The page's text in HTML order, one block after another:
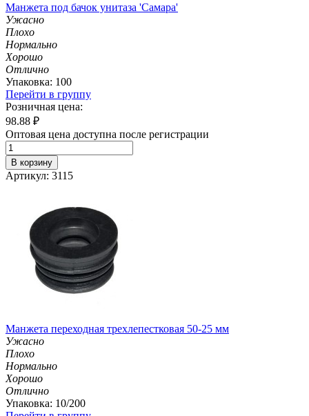
Манжета под бачок унитаза 'Самара'
Ужасно
Плохо
Нормально
Хорошо
Отлично
Упаковка: 100
Перейти в группу
Розничная цена:
98.88 ₽
Оптовая цена доступна после регистрации
В корзину
Артикул: 3115
Манжета переходная трехлепестковая 50-25 мм
Ужасно
Плохо
Нормально
Хорошо
Отлично
Упаковка: 10/200